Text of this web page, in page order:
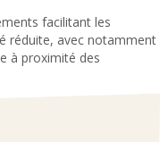
facilitant les
réduite, avec notamment
à proximité des